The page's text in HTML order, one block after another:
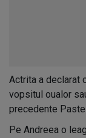
Actrita a declarat
vopsitul oualor
precedente
Pe Andreea o